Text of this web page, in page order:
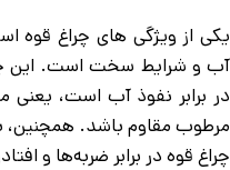
در برابر نفوذ آب است، یعنی
مرطوب مقاوم باشد. همچنین،
چراغ قوه در برابر ضربه‌ها و